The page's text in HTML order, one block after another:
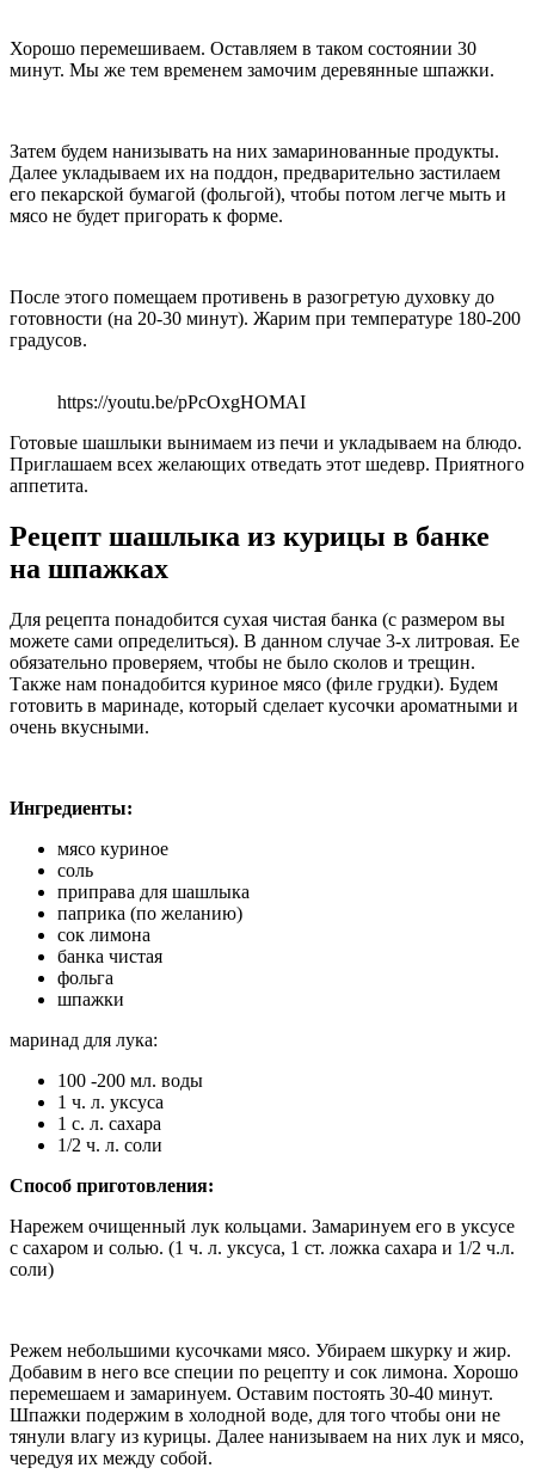
Хорошо перемешиваем. Оставляем в таком состоянии 30
минут. Мы же тем временем замочим деревянные шпажки.
Затем будем нанизывать на них замаринованные продукты.
Далее укладываем их на поддон, предварительно застилаем
его пекарской бумагой (фольгой), чтобы потом легче мыть и
мясо не будет пригорать к форме.
После этого помещаем противень в разогретую духовку до
готовности (на 20-30 минут). Жарим при температуре 180-200
градусов.
https://youtu.be/pPcOxgHOMAI
Готовые шашлыки вынимаем из печи и укладываем на блюдо.
Приглашаем всех желающих отведать этот шедевр. Приятного
аппетита.
Рецепт шашлыка из курицы в банке
на шпажках
Для рецепта понадобится сухая чистая банка (с размером вы
можете сами определиться). В данном случае 3-х литровая. Ее
обязательно проверяем, чтобы не было сколов и трещин.
Также нам понадобится куриное мясо (филе грудки). Будем
готовить в маринаде, который сделает кусочки ароматными и
очень вкусными.
Ингредиенты:
мясо куриное
соль
приправа для шашлыка
паприка (по желанию)
сок лимона
банка чистая
фольга
шпажки
маринад для лука:
100 -200 мл. воды
1 ч. л. уксуса
1 с. л. сахара
1/2 ч. л. соли
Способ приготовления:
Нарежем очищенный лук кольцами. Замаринуем его в уксусе
с сахаром и солью. (1 ч. л. уксуса, 1 ст. ложка сахара и 1/2 ч.л.
соли)
Режем небольшими кусочками мясо. Убираем шкурку и жир.
Добавим в него все специи по рецепту и сок лимона. Хорошо
перемешаем и замаринуем. Оставим постоять 30-40 минут.
Шпажки подержим в холодной воде, для того чтобы они не
тянули влагу из курицы. Далее нанизываем на них лук и мясо,
чередуя их между собой.